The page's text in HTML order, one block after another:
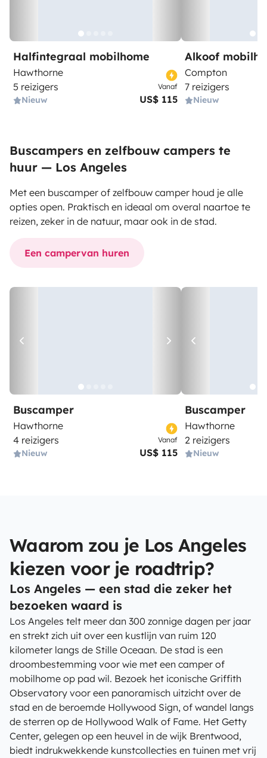
Halfintegraal mobilhome
Hawthorne
5 reizigers
Nieuw
Vanaf
US$ 115
Alkoof
Compton
7 reizigers
Nieuw
Buscampers en zelfbouw campers te
huur — Los Angeles
Met een buscamper of zelfbouw camper houd je alle
opties open. Praktisch en ideaal om overal naartoe te
reizen, zeker in de natuur, maar ook in de stad.
Een campervan huren
Buscamper
Hawthorne
4 reizigers
Nieuw
Vanaf
US$ 115
Buscamper
Hawthorne
2 reizigers
Nieuw
Waarom zou je Los Angeles
kiezen voor je roadtrip?
Los Angeles — een stad die zeker het
bezoeken waard is
Los Angeles telt meer dan 300 zonnige dagen per jaar
en strekt zich uit over een kustlijn van ruim 120
kilometer langs de Stille Oceaan. De stad is een
droombestemming voor wie met een camper of
mobilhome op pad wil. Bezoek het iconische Griffith
Observatory voor een panoramisch uitzicht over de
stad en de beroemde Hollywood Sign, of wandel langs
de sterren op de Hollywood Walk of Fame. Het Getty
Center, gelegen op een heuvel in de wijk Brentwood,
biedt indrukwekkende kunstcollecties en tuinen met vrij